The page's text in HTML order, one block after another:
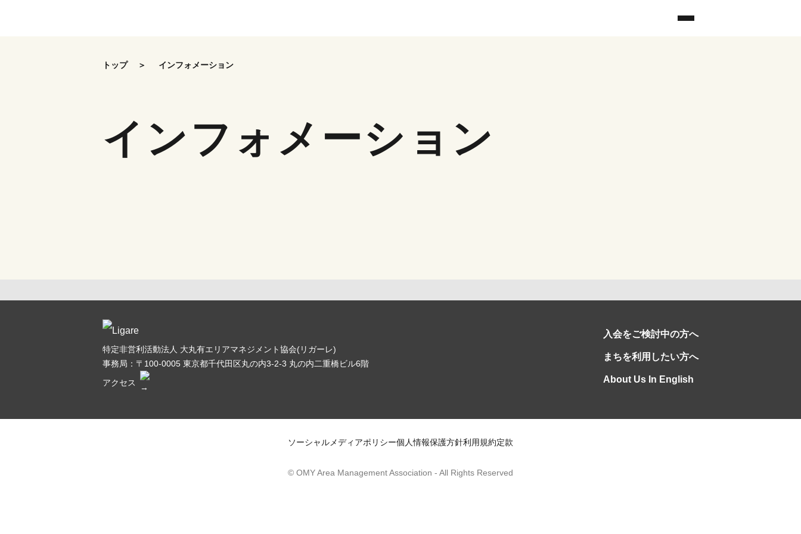
トップ インフォメーション
インフォメーション
特定非営利活動法人 大丸有エリアマネジメント協会(リガーレ)
事務局：〒100-0005 東京都千代田区丸の内3-2-3 丸の内二重橋ビル6階
アクセス
入会をご検討中の方へ
まちを利用したい方へ
About Us In English
ソーシャルメディアポリシー個人情報保護方針利用規約定款
© OMY Area Management Association - All Rights Reserved